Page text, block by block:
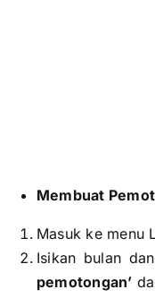
Membuat
Masuk ke menu
Isikan bulan
pemotongan’